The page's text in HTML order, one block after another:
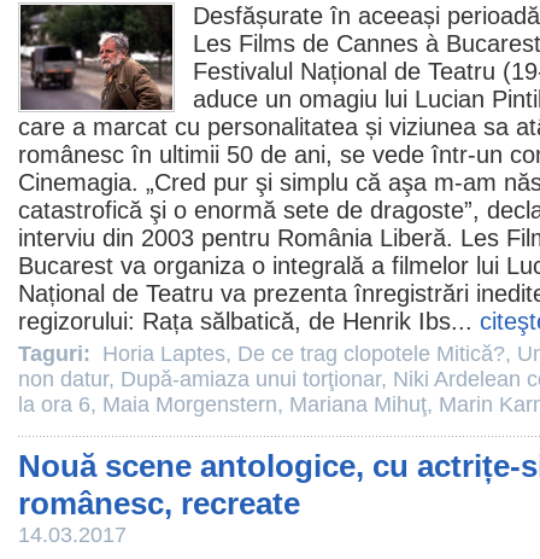
Desfășurate în aceeași
Les Films de Cannes à
Festivalul Național de Teatru
aduce un omagiu lui Lucian
care a marcat cu personalitatea și viziunea sa
românesc în ultimii 50 de ani, se vede într-un
Cinemagia. „Cred pur şi simplu că aşa m-am
catastrofică şi o enormă sete de dragoste”,
interviu din 2003 pentru România Liberă. Les
Bucarest va organiza o integrală a filmelor lui
Național de Teatru va prezenta înregistrări
regizorului: Rața sălbatică, de Henrik Ibs...
Taguri: Horia Laptes, De ce trag clopotele Mitică?,
non datur, După-amiaza unui torţionar, Niki Ardelean
la ora 6, Maia Morgenstern, Mariana Mihuţ, Marin
Nouă scene antologice, cu actrițe-
românesc, recreate
14.03.2017